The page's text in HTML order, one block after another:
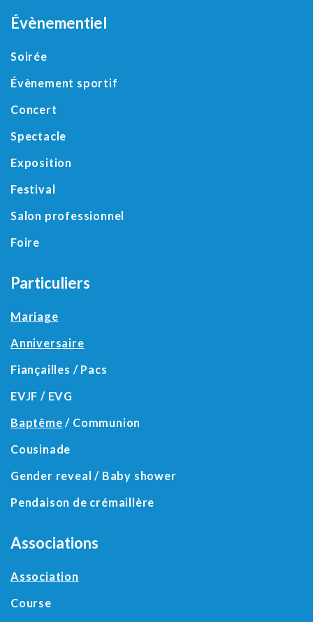
Évènementiel
Soirée
Évènement sportif
Concert
Spectacle
Exposition
Festival
Salon professionnel
Foire
Particuliers
Mariage
Anniversaire
Fiançailles / Pacs
EVJF / EVG
Baptême / Communion
Cousinade
Gender reveal / Baby shower
Pendaison de crémaillère
Associations
Association
Course